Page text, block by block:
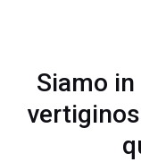
Siamo